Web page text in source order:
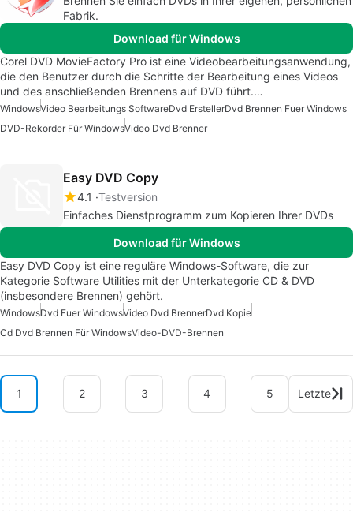
Fabrik.
Download für Windows
Corel DVD MovieFactory Pro ist eine Videobearbeitungsanwendung,
die den Benutzer durch die Schritte der Bearbeitung eines Videos
und des anschließenden Brennens auf DVD führt.…
WindowsVideo Bearbeitungs SoftwareDvd ErstellerDvd Brennen Fuer Windows
DVD-Rekorder Für WindowsVideo Dvd Brenner
Easy DVD Copy
4.1 Testversion
Einfaches Dienstprogramm zum Kopieren Ihrer DVDs
Download für Windows
Easy DVD Copy ist eine reguläre Windows-Software, die zur
Kategorie Software Utilities mit der Unterkategorie CD & DVD
(insbesondere Brennen) gehört.
WindowsDvd Fuer WindowsVideo Dvd BrennerDvd Kopie
Cd Dvd Brennen Für WindowsVideo-DVD-Brennen
1 2 3 4 5 Letzte